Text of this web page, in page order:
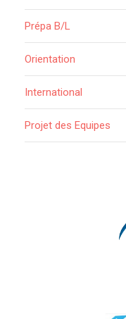
Prépa B/L
Orientation
International
Projet des Equipes